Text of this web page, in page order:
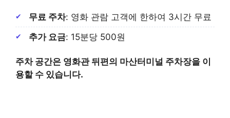
무료 주차: 영화 관람 고객에 한하여 3시간 무료
추가 요금: 15분당 500원
주차 공간은 영화관 뒤편의 마산터미널 주차장을 이
용할 수 있습니다.